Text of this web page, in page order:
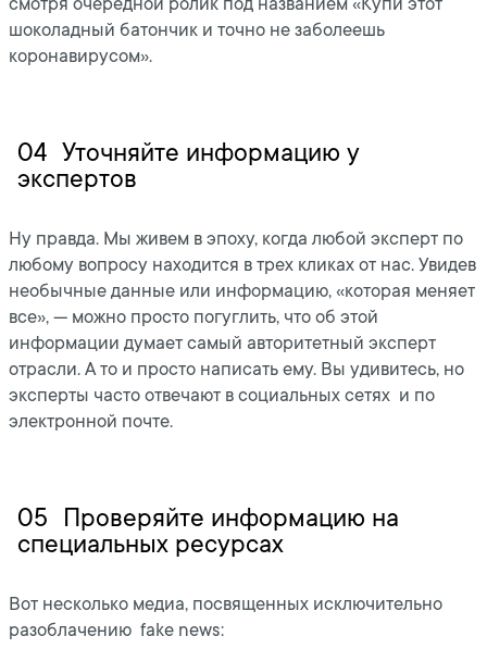
шоколадный батончик и точно не заболеешь
коронавирусом».
04 Уточняйте информацию у
экспертов
Ну правда. Мы живем в эпоху, когда любой эксперт по
любому вопросу находится в трех кликах от нас. Увидев
необычные данные или информацию, «которая меняет
все», — можно просто погуглить, что об этой
информации думает самый авторитетный эксперт
отрасли. А то и просто написать ему. Вы удивитесь, но
эксперты часто отвечают в социальных сетях и по
электронной почте.
05
Проверяйте информацию на
специальных ресурсах
Вот несколько медиа, посвященных исключительно
разоблачению fake news: